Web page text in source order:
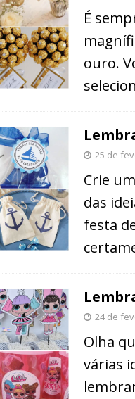
É
ouro.
25 de
Crie
das
festa
24 de
Olha
várias